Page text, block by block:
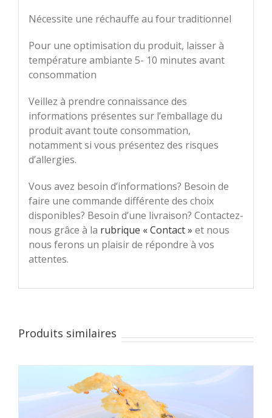
Nécessite une réchauffe au four traditionnel
Pour une optimisation du produit, laisser à
température ambiante 5- 10 minutes avant
consommation
Veillez à prendre connaissance des
informations présentes sur l’emballage du
produit avant toute consommation,
notamment si vous présentez des risques
d’allergies.
Vous avez besoin d’informations? Besoin de
faire une commande différente des choix
disponibles? Besoin d’une livraison? Contactez-
nous grâce à la rubrique « Contact » et nous
nous ferons un plaisir de répondre à vos
attentes.
Produits similaires